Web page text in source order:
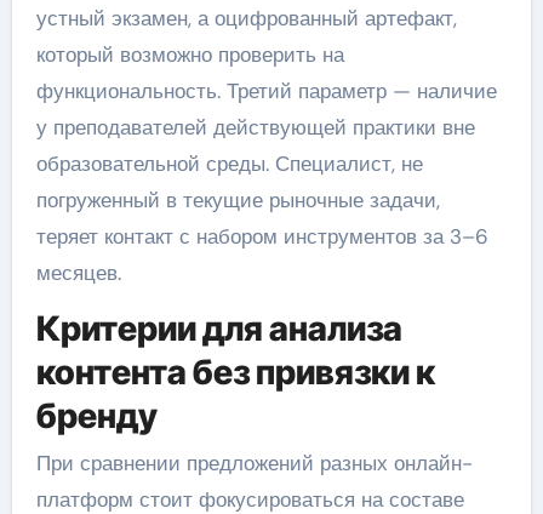
устный экзамен, а оцифрованный артефакт,
который возможно проверить на
функциональность. Третий параметр — наличие
у преподавателей действующей практики вне
образовательной среды. Специалист, не
погруженный в текущие рыночные задачи,
теряет контакт с набором инструментов за 3–6
месяцев.
Критерии для анализа
контента без привязки к
бренду
При сравнении предложений разных онлайн-
платформ стоит фокусироваться на составе